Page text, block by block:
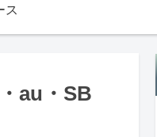
ス
au・SB